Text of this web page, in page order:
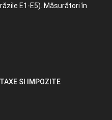
E1-E5). Măsurători în
SI IMPOZITE